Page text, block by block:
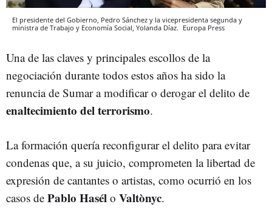
El presidente del Gobierno, Pedro Sánchez y la vicepresidenta segunda y
ministra de Trabajo y Economía Social, Yolanda Díaz. Europa Press
Una de las claves y principales escollos de la
negociación durante todos estos años ha sido la
renuncia de Sumar a modificar o derogar el delito de
enaltecimiento del terrorismo.
La formación quería reconfigurar el delito para evitar
condenas que, a su juicio, comprometen la libertad de
expresión de cantantes o artistas, como ocurrió en los
casos de Pablo Hasél o Valtònyc.